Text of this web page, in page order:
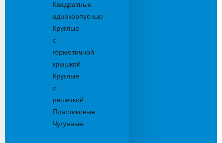
Квадратные
однокорпусные
Круглые
с
герметичной
крышкой
Круглые
с
решеткой
Пластиковые
Чугунные